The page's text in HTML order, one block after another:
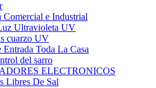
Comercial e Industrial
Ultravioleta UV
cuarzo UV
Toda La Casa
del sarro
ELECTRONICOS
Libres De Sal